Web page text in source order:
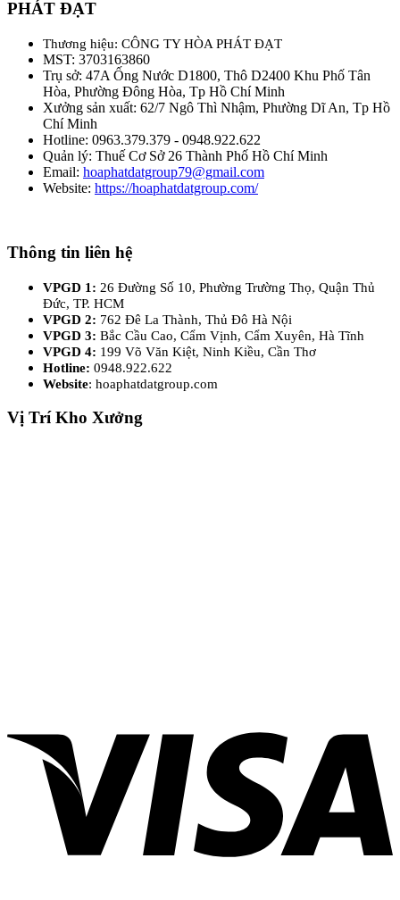
PHÁT ĐẠT
Thương hiệu: CÔNG TY HÒA PHÁT ĐẠT
MST: 3703163860
Trụ sở: 47A Ống Nước D1800, Thô D2400 Khu Phố Tân
Hòa, Phường Đông Hòa, Tp Hồ Chí Minh
Xưởng sản xuất: 62/7 Ngô Thì Nhậm, Phường Dĩ An, Tp Hồ
Chí Minh
Hotline: 0963.379.379 - 0948.922.622
Quản lý: Thuế Cơ Sở 26 Thành Phố Hồ Chí Minh
Email: hoaphatdatgroup79@gmail.com
Website: https://hoaphatdatgroup.com/
Thông tin liên hệ
VPGD 1: 26 Đường Số 10, Phường Trường Thọ, Quận Thủ
Đức, TP. HCM
VPGD 2: 762 Đê La Thành, Thủ Đô Hà Nội
VPGD 3: Bắc Cầu Cao, Cẩm Vịnh, Cẩm Xuyên, Hà Tĩnh
VPGD 4: 199 Võ Văn Kiệt, Ninh Kiều, Cần Thơ
Hotline: 0948.922.622
Website: hoaphatdatgroup.com
Vị Trí Kho Xưởng